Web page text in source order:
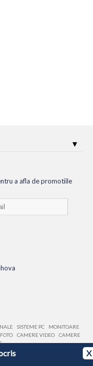
X
a afla de promotiile
SISTEME PC
MONITOARE
CAMERE VIDEO
CAMERE